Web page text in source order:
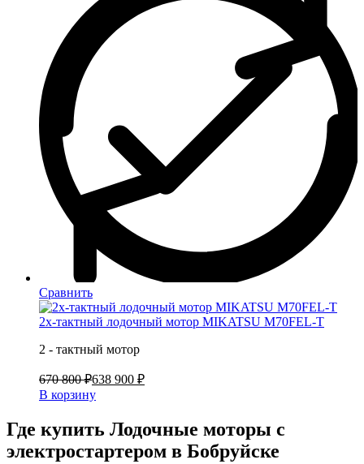
Сравнить
2х-тактный лодочный мотор MIKATSU M70FEL-T
2 - тактный мотор
670 800 ₽638 900 ₽
В корзину
Где купить Лодочные моторы с
электростартером в Бобруйске